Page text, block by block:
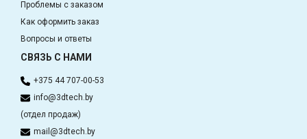
Проблемы с заказом
Как оформить заказ
Вопросы и ответы
СВЯЗЬ С НАМИ
+375 44 707-00-53
info@3dtech.by
(отдел продаж)
mail@3dtech.by